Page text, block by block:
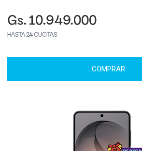
Gs. 10.949.000
HASTA 24 CUOTAS
COMPRAR